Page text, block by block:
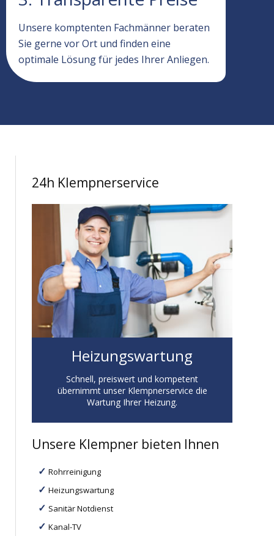
Unsere komptenten Fachmänner beraten
Sie gerne vor Ort und finden eine
optimale Lösung für jedes Ihrer Anliegen.
24h Klempnerservice
Heizungswartung
Schnell, preiswert und kompetent
übernimmt unser Klempnerservice die
Wartung Ihrer Heizung.
Unsere Klempner bieten Ihnen
Rohrreinigung
Heizungswartung
Sanitär Notdienst
Kanal-TV